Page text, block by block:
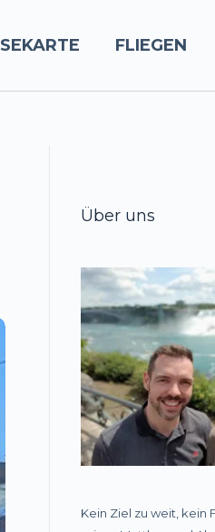
FLIEGEN
Über uns
Kein Ziel zu weit, kein